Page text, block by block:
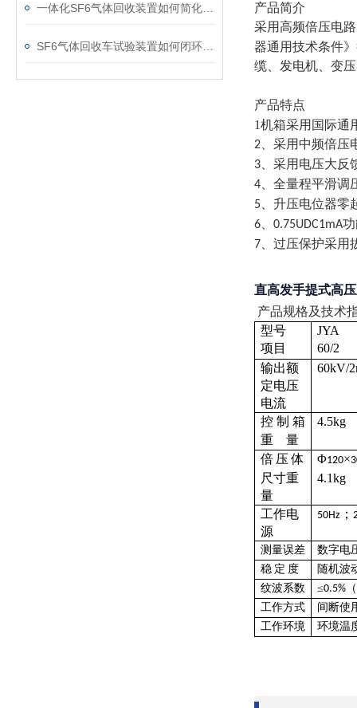
产品简介
采用高频倍压电
器通用技术条件
缆、发电机、变
产品特点
1机箱采用国际通
2 、采用中频倍压
3 、采用电压大
4 、全量程平滑
5 、升压电位器零
6 0.75UDC1mA
7 、过压保护采
直高发手提式高
产品规格及技术
型号
项目
JYA
60/2
输出额
定电压
电流
60kV/
控 制 箱
重
量
4.5kg
倍 压 体
尺寸重
量
Φ120×
4.1kg
工作电
源
50Hz ；
测量误差
数字电
稳 定 度
随机波
纹波系数
≤0.5%
工作方式
间断使
工作环境
环境温